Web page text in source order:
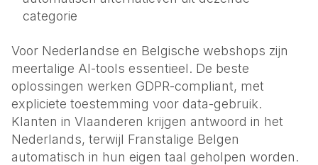
categorie
Voor Nederlandse en Belgische webshops zijn
meertalige AI-tools essentieel. De beste
oplossingen werken GDPR-compliant, met
expliciete toestemming voor data-gebruik.
Klanten in Vlaanderen krijgen antwoord in het
Nederlands, terwijl Franstalige Belgen
automatisch in hun eigen taal geholpen worden.